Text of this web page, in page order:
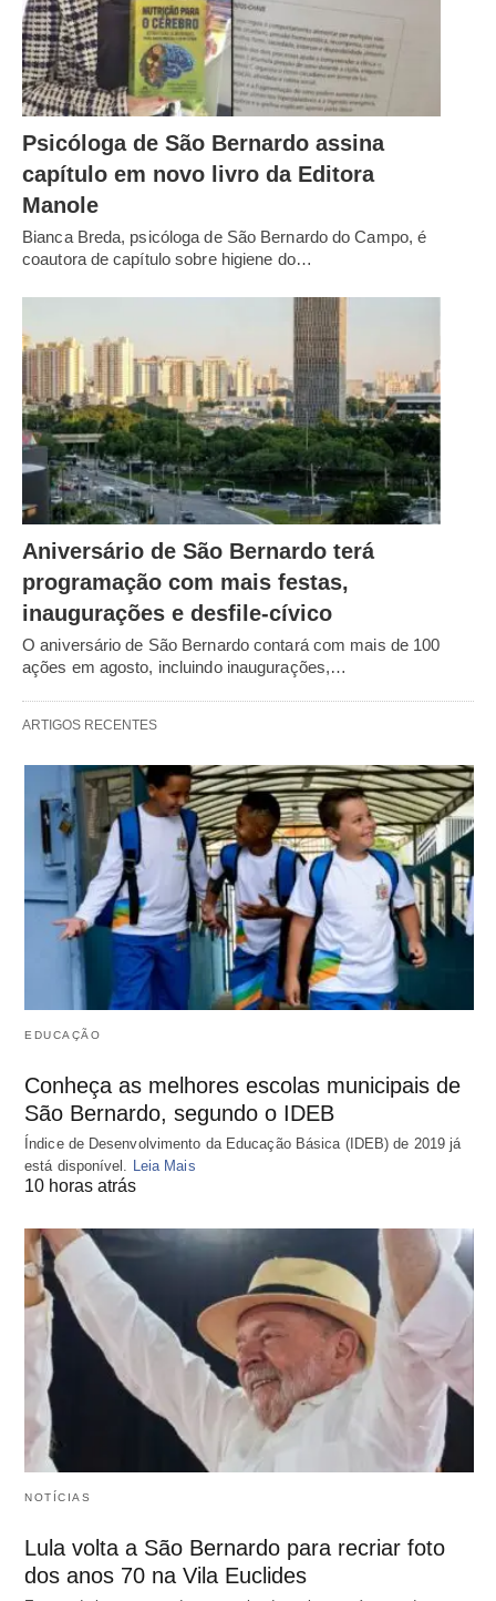
Psicóloga de São Bernardo assina
capítulo em novo livro da Editora
Manole
Bianca Breda, psicóloga de São Bernardo do Campo, é
coautora de capítulo sobre higiene do…
Aniversário de São Bernardo terá
programação com mais festas,
inaugurações e desfile-cívico
O aniversário de São Bernardo contará com mais de 100
ações em agosto, incluindo inaugurações,…
ARTIGOS RECENTES
EDUCAÇÃO
Conheça as melhores escolas municipais de
São Bernardo, segundo o IDEB
Índice de Desenvolvimento da Educação Básica (IDEB) de 2019 já
está disponível.
Leia Mais
10 horas atrás
NOTÍCIAS
Lula volta a São Bernardo para recriar foto
dos anos 70 na Vila Euclides